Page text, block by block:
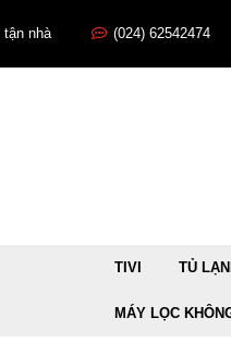
tận nhà (024) 62542474
TIVI TỦ
MÁY LỌC